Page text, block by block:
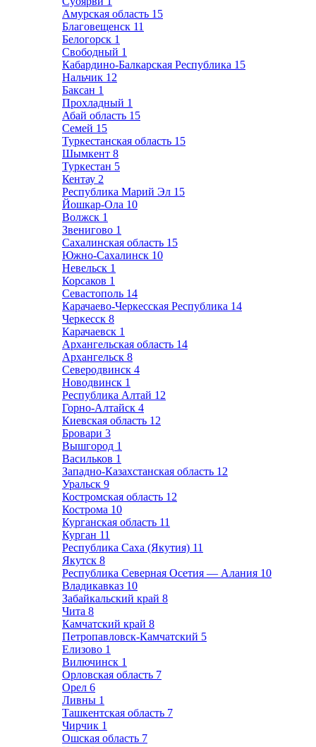
Амурская область 15
Благовещенск 11
Белогорск 1
Свободный 1
Кабардино-Балкарская Республика 15
Нальчик 12
Баксан 1
Прохладный 1
Абай область 15
Семей 15
Туркестанская область 15
Шымкент 8
Туркестан 5
Кентау 2
Республика Марий Эл 15
Йошкар-Ола 10
Волжск 1
Звенигово 1
Сахалинская область 15
Южно-Сахалинск 10
Невельск 1
Корсаков 1
Севастополь 14
Карачаево-Черкесская Республика 14
Черкесск 8
Карачаевск 1
Архангельская область 14
Архангельск 8
Северодвинск 4
Новодвинск 1
Республика Алтай 12
Горно-Алтайск 4
Киевская область 12
Бровари 3
Вышгород 1
Васильков 1
Западно-Казахстанская область 12
Уральск 9
Костромская область 12
Кострома 10
Курганская область 11
Курган 11
Республика Саха (Якутия) 11
Якутск 8
Республика Северная Осетия — Алания 10
Владикавказ 10
Забайкальский край 8
Чита 8
Камчатский край 8
Петропавловск-Камчатский 5
Елизово 1
Вилючинск 1
Орловская область 7
Орел 6
Ливны 1
Ташкентская область 7
Чирчик 1
Ошская область 7